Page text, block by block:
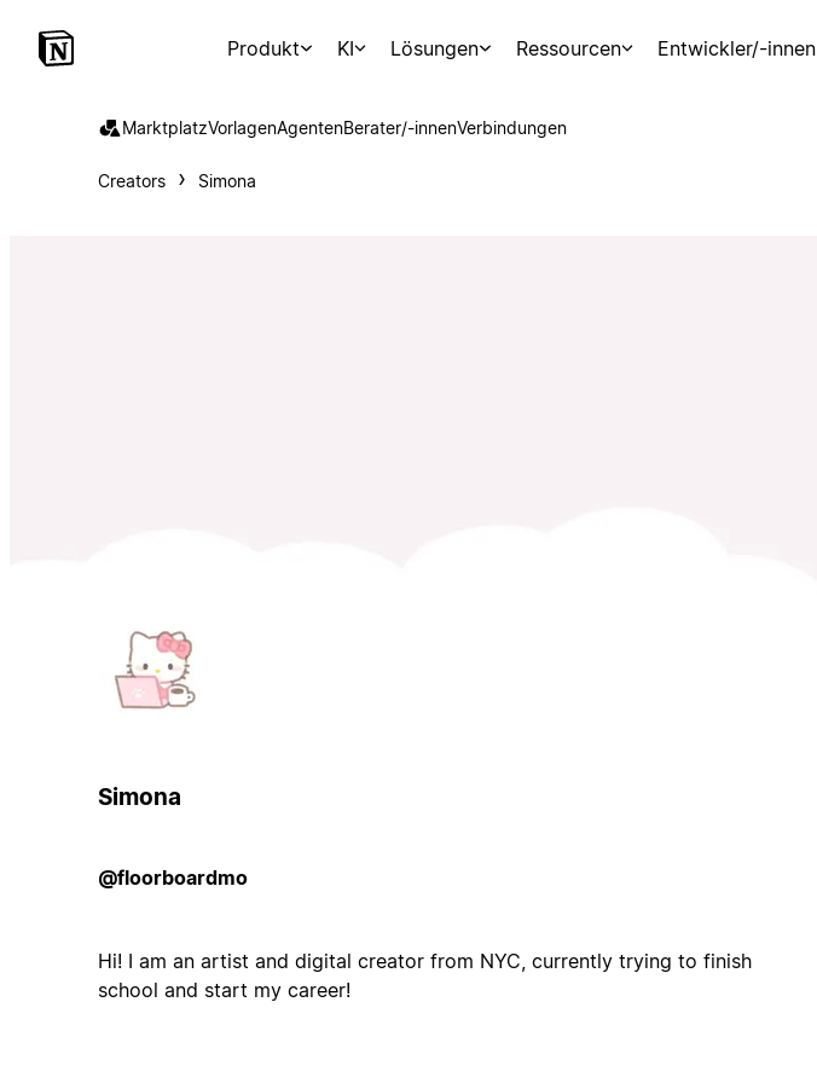
Produkt KI Lösungen Ressourcen Entwickler/-innen
MarktplatzVorlagenAgentenBerater/-innenVerbindungen
Creators Simona
Simona
@floorboardmo
Hi! I am an artist and digital creator from NYC, currently trying to finish
school and start my career!